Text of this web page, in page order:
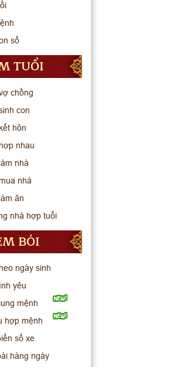
số
TUỔI
chồng
con
hôn
nhau
nhà
nhà
ăn
nhà hợp tuổi
BÓI
ngày sinh
yêu
mệnh
hợp mệnh
số xe
hàng ngày